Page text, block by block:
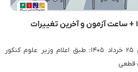
اطلاعیه مهم | به‌روزرسانی ۲۵ خرداد ۱۴۰۵: طبق اعلام وزیر علوم کنکور